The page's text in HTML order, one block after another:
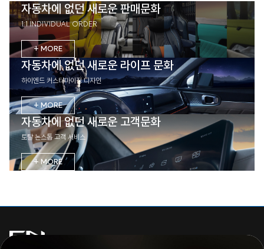
자동차에 없던 새로운 판매문화
1:1 INDIVIDUAL ORDER
+ MORE
자동차에 없던 새로운 라이프 문화
하이엔드 커스터마이징 디자인
+ MORE
자동차에 없던 새로운 고객문화
토탈 논스톱 고객 서비스
+ MORE